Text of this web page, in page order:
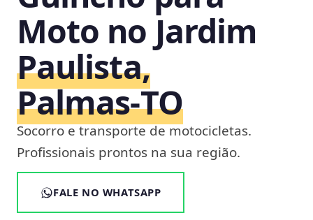
Moto no Jardim
Paulista,
Palmas‑TO
Socorro e transporte de motocicletas.
Profissionais prontos na sua região.
FALE NO WHATSAPP